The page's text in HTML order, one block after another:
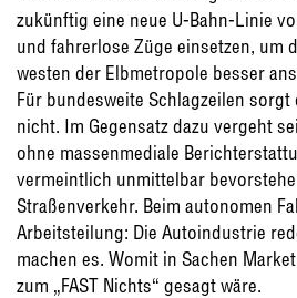
zukünftig eine neue U-Bahn-Linie
und fahrerlose Züge einsetzen, um
westen der Elbmetropole besser
Für bundesweite Schlagzeilen
nicht. Im Gegen­satz dazu vergeht
ohne massenmediale
vermeintlich unmittelbar
Straßenverkehr. Beim autonomen
Arbeitsteilung: Die Autoindustrie
machen es. Womit in Sachen
zum „FAST Nichts“ gesagt wäre.